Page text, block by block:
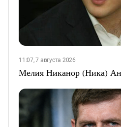
11:07, 7 августа 2026
Мелия Никанор (Ника)